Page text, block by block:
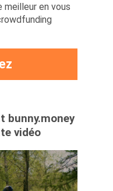
meilleur en vous
bunny.money
vidéo